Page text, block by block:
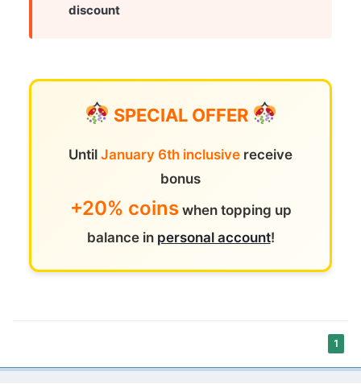
discount
SPECIAL OFFER
Until January 6th inclusive receive
bonus
+20% coinswhen topping up
balance in personal account!
1